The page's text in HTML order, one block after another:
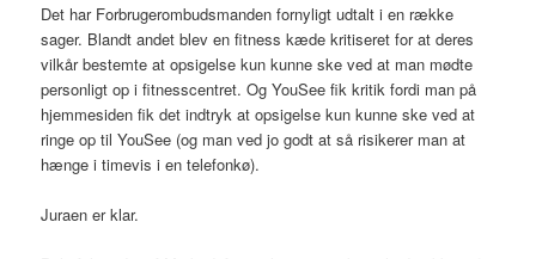
Det har Forbrugerombudsmanden fornyligt udtalt i en række
sager. Blandt andet blev en fitness kæde kritiseret for at deres
vilkår bestemte at opsigelse kun kunne ske ved at man mødte
personligt op i fitnesscentret. Og YouSee fik kritik fordi man på
hjemmesiden fik det indtryk at opsigelse kun kunne ske ved at
ringe op til YouSee (og man ved jo godt at så risikerer man at
hænge i timevis i en telefonkø).
Juraen er klar.